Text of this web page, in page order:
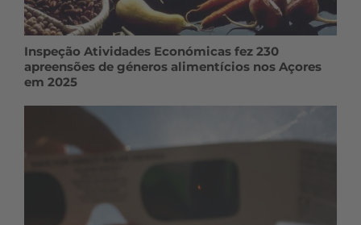
Inspeção Atividades Económicas fez 230
apreensões de géneros alimentícios nos Açores
em 2025